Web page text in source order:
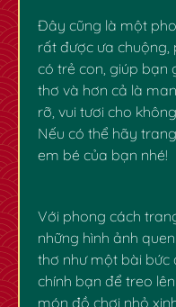
Đây cũng là một
rất được ưa chuộng,
có trẻ con, giúp bạn
thơ và hơn cả là
rỡ, vui tươi cho
Nếu có thể hãy
em bé của bạn nhé!
Với phong cách
những hình ảnh
thơ như một bài bức
chính bạn để treo
món đồ chơi nhỏ
✿